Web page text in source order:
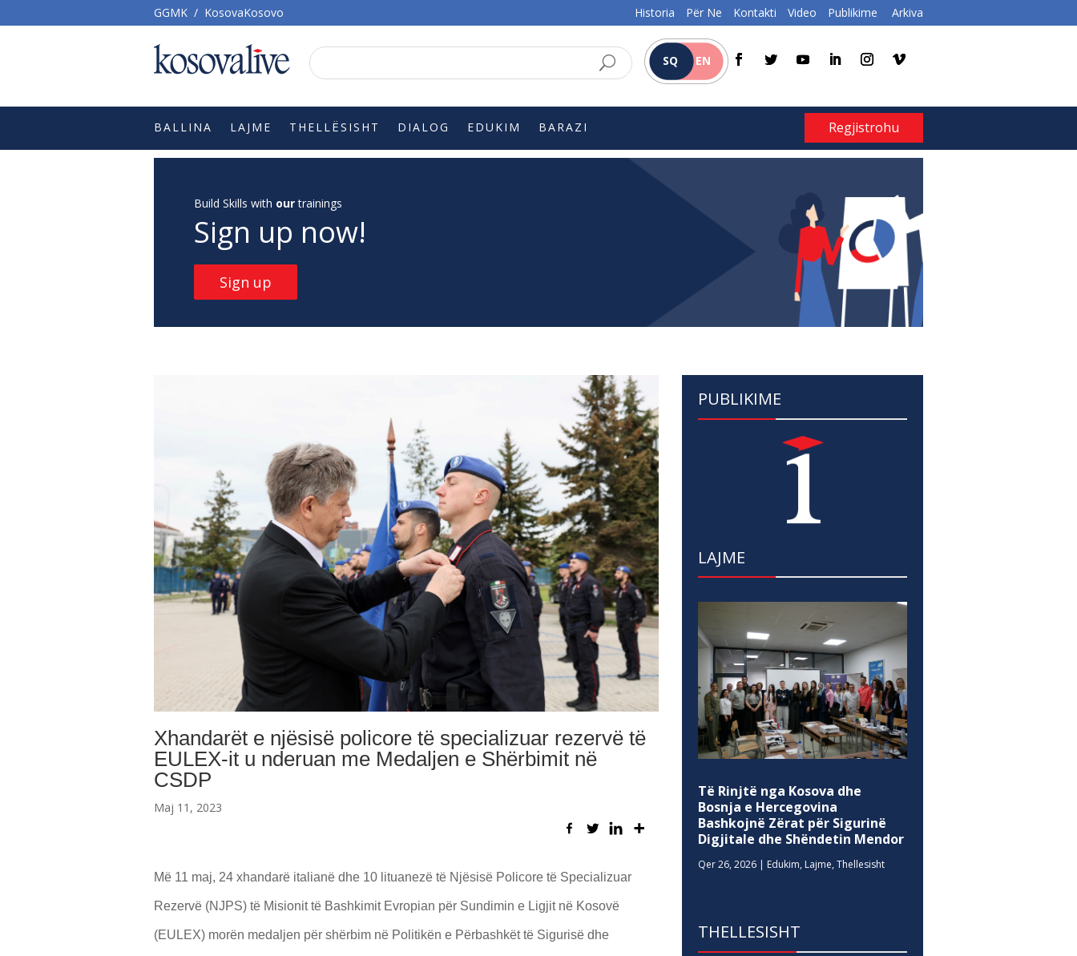
GGMK / KosovaKosovo Historia Për Ne Kontakti Video Publikime Arkiva
SQ EN
BALLINA LAJME THELLËSISHT DIALOG EDUKIM BARAZI Regjistrohu
Build Skills with ourtrainings
Sign up now!
Sign up
Xhandarët e njësisë policore të specializuar rezervë të
EULEX-it u nderuan me Medaljen e Shërbimit në
CSDP
Maj 11, 2023
Më 11 maj, 24 xhandarë italianë dhe 10 lituanezë të Njësisë Policore të Specializuar
Rezervë (NJPS) të Misionit të Bashkimit Evropian për Sundimin e Ligjit në Kosovë
(EULEX) morën medaljen për shërbim në Politikën e Përbashkët të Sigurisë dhe
PUBLIKIME
LAJME
Të Rinjtë nga Kosova dhe
Bosnja e Hercegovina
Bashkojnë Zërat për Sigurinë
Digjitale dhe Shëndetin Mendor
Qer 26, 2026 | Edukim, Lajme,Thellesisht
THELLESISHT